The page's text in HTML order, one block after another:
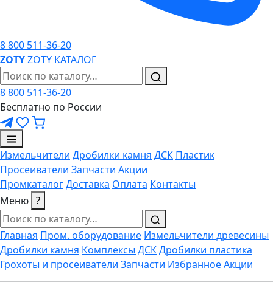
8 800 511-36-20
ZOTYZOTY КАТАЛОГ
8 800 511-36-20
Бесплатно по России
Измельчители Дробилки камня ДСК Пластик
Просеиватели Запчасти Акции
ПромкаталогДоставка Оплата Контакты
Меню ?
Главная Пром. оборудование Измельчители древесины
Дробилки камня Комплексы ДСКДробилки пластика
Грохоты и просеиватели Запчасти ИзбранноеАкции